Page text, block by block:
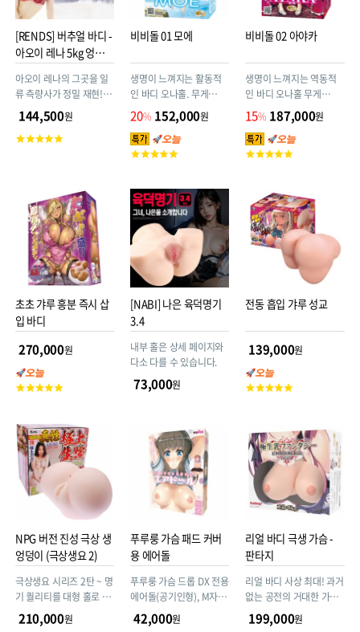
[RENDS] 버추얼 바디 -
아오이 레나 5kg 엉덩이
아오이 레나의 그곳을 일
류 측량사가 정밀 재현! 탁
월한 기술력의 성인용품
메이커 렌즈(RENDS)에
서 제작~
144,500원
고
비비돌 01 모에
생명이 느껴지는 활동적
인 바디 오나홀. 무게
3.6kg
20% 152,000원
고
점
비비돌 02 아야카
생명이 느껴지는 역동적
인 바디 오나홀 무게
4.2kg
15% 187,000원
고
초초 갸루 흥분 즉시 삽
입 바디
270,000원
고
점
[NABI] 나은 육덕명기
3.4
내부 홀은 상세 페이지와
다소 다를 수 있습니다.
73,000원
전동 흡입 갸루 성교
139,000원
고
점
NPG 버전 진성 극상 생
엉덩이 (극상생요 2)
극상생요 시리즈 2탄 ~ 명
기 퀄리티를 대형 홀로 그
명기의 품격 극상생 허리
가 파워 업! 무게 5.4kg
210,000원
푸루룽 가슴 패드 커버
용 에어돌
푸루룽 가슴 드롭 DX 전용
에어돌(공기인형), M자 다
리로 밀착 가능 ~ 세
로:1200mm 가
42,000원
리얼 바디 극생 가슴 -
판타지
리얼 바디 사상 최대! 과거
없는 공전의 거대한 가슴
으로, 진짜 터치의 4층 구
조를 실현!
199,000원